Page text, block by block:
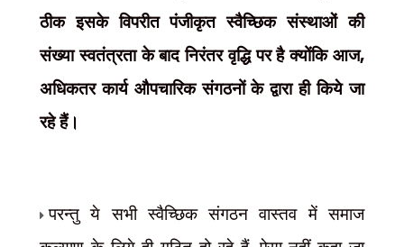
ठीक इसके विपरीत पंजीकृत स्वैच्छिक संस्थाओं की
संख्या स्वतंत्रता के बाद निरंतर वृद्धि पर है क्योंकि आज,
अधिकतर कार्य औपचारिक संगठनों के द्वारा ही किये जा
रहे हैं।
परन्तु ये सभी स्वैच्छिक संगठन वास्तव में समाज